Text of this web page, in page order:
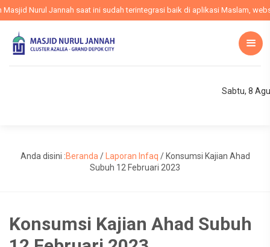
Nurul Jannah saat ini sudah terintegrasi baik di aplikasi Maslam,
Sabtu, 8
Anda disini :Beranda / Laporan Infaq / Konsumsi Kajian Ahad
Subuh 12 Februari 2023
Konsumsi Kajian Ahad Subuh